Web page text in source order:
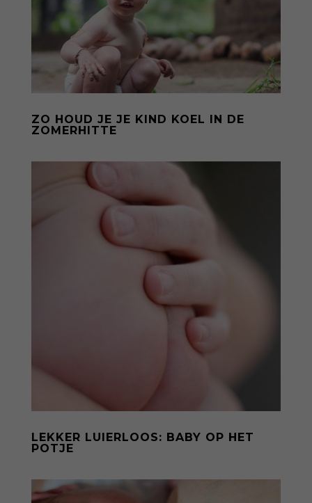
ZO HOUD JE JE KIND KOEL IN DE
ZOMERHITTE
LEKKER LUIERLOOS: BABY OP HET
POTJE